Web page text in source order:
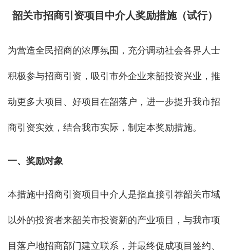
韶关市招商引资项目中介人奖励措施（试行）
为营造全民招商的浓厚氛围，充分调动社会各界人士
积极参与招商引资，吸引市外企业来韶投资兴业，推
动更多大项目、好项目在韶落户，进一步提升我市招
商引资实效，结合我市实际，制定本奖励措施。
一、奖励对象
本措施中招商引资项目中介人是指直接引荐韶关市域
以外的投资者来韶关市投资新的产业项目，与我市项
目落户地招商部门建立联系，并最终促成项目签约、